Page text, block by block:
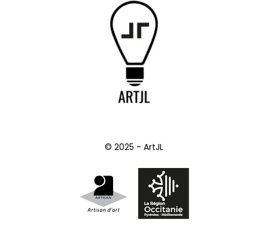
© 2025 - ArtJL